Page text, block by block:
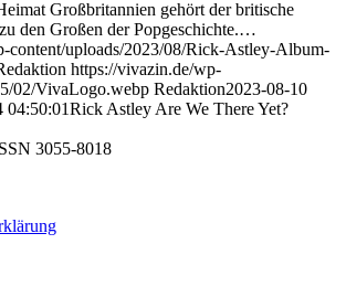
Großbritannien gehört der britische
den Großen der Popgeschichte.…
content/uploads/2023/08/Rick-Astley-Album-
https://vivazin.de/wp-
02/VivaLogo.webp Redaktion2023-08-10
04:50:01Rick Astley Are We There Yet?
3055-8018